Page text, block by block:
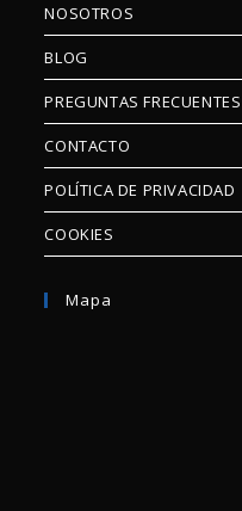
NOSOTROS
BLOG
PREGUNTAS FRECUENTES
CONTACTO
POLÍTICA DE PRIVACIDAD
COOKIES
Mapa